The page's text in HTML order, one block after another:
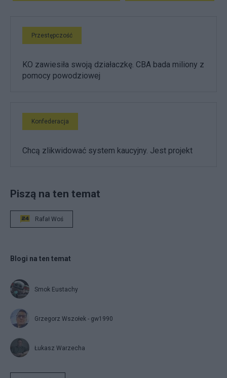
Przestępczość
KO zawiesiła swoją działaczkę. CBA bada miliony z
pomocy powodziowej
Konfederacja
Chcą zlikwidować system kaucyjny. Jest projekt
Piszą na ten temat
Rafał Woś
Blogi na ten temat
Smok Eustachy
Grzegorz Wszołek - gw1990
Łukasz Warzecha